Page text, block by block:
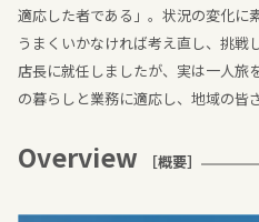
適応した者である」。状況の変化に
うまくいかなければ考え直し、挑戦
店長に就任しましたが、実は一人旅
の暮らしと業務に適応し、地域の皆
Overview ［概要］